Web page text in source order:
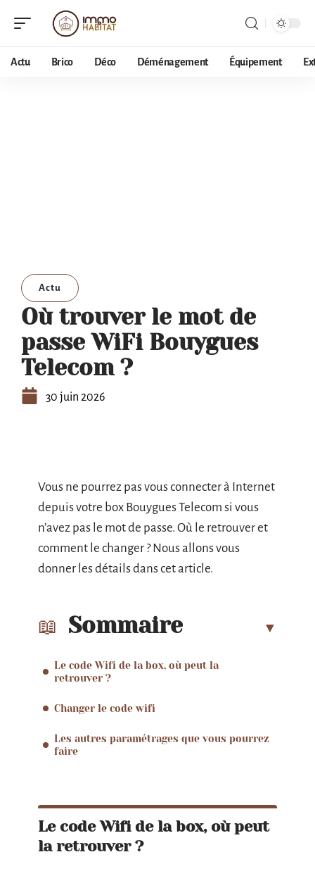
Actu Brico Déco Déménagement Équipement
Actu
Où trouver le mot de
passe WiFi Bouygues
Telecom ?
30 juin 2026
Vous ne pourrez pas vous connecter à Internet
depuis votre box Bouygues Telecom si vous
n’avez pas le mot de passe. Où le retrouver et
comment le changer ? Nous allons vous
donner les détails dans cet article.
Sommaire
Le code Wifi de la box, où peut la
retrouver ?
Changer le code wifi
Les autres paramétrages que vous pourrez
faire
Le code Wifi de la box, où peut
la retrouver ?